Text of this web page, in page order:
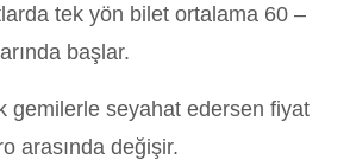
tek yön bilet ortalama 60 –
başlar.
gemilerle seyahat edersen fiyat
arasında değişir.